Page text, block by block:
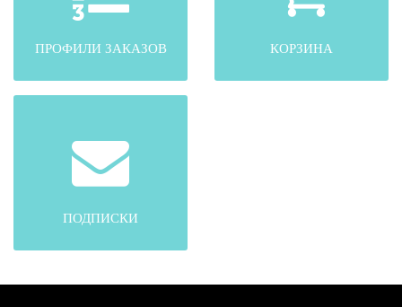
ПРОФИЛИ ЗАКАЗОВ КОРЗИНА
ПОДПИСКИ